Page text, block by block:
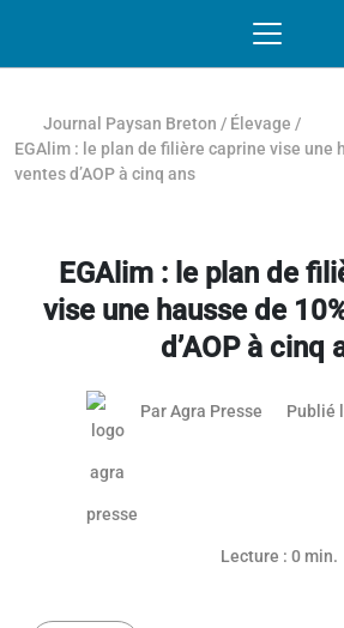
Journal Paysan Breton / Élevage /
EGAlim : le plan de filière caprine vise une
ventes d’AOP à cinq ans
EGAlim : le plan de
vise une hausse de
d’AOP à cinq
ParAgra Presse Publié
Lecture : 0 min.